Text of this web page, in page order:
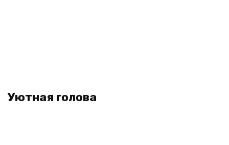
Уютная голова